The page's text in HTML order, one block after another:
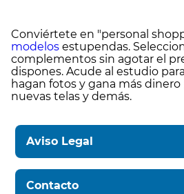
Conviértete en "personal
modelos estupendas.
complementos sin agotar el
dispones. Acude al estudio
hagan fotos y gana más
nuevas telas y demás.
Aviso Legal
Contacto